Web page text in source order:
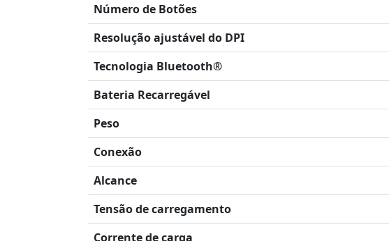
Número de Botões
Resolução ajustável do DPI
Tecnologia Bluetooth®
Bateria Recarregável
Peso
Conexão
Alcance
Tensão de carregamento
Corrente de carga